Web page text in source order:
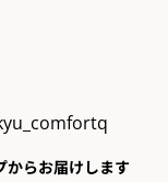
からお届けします